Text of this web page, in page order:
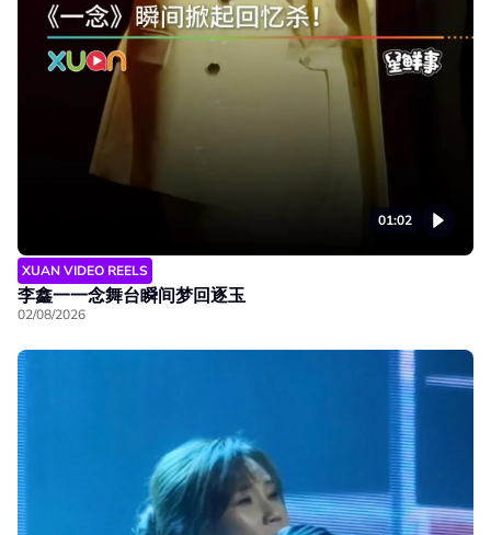
01:02
XUAN VIDEO REELS
李鑫一一念舞台瞬间梦回逐玉
02/08/2026